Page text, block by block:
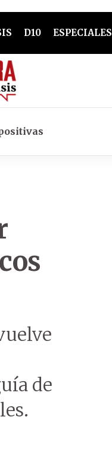
D10 ESPECIALES
de